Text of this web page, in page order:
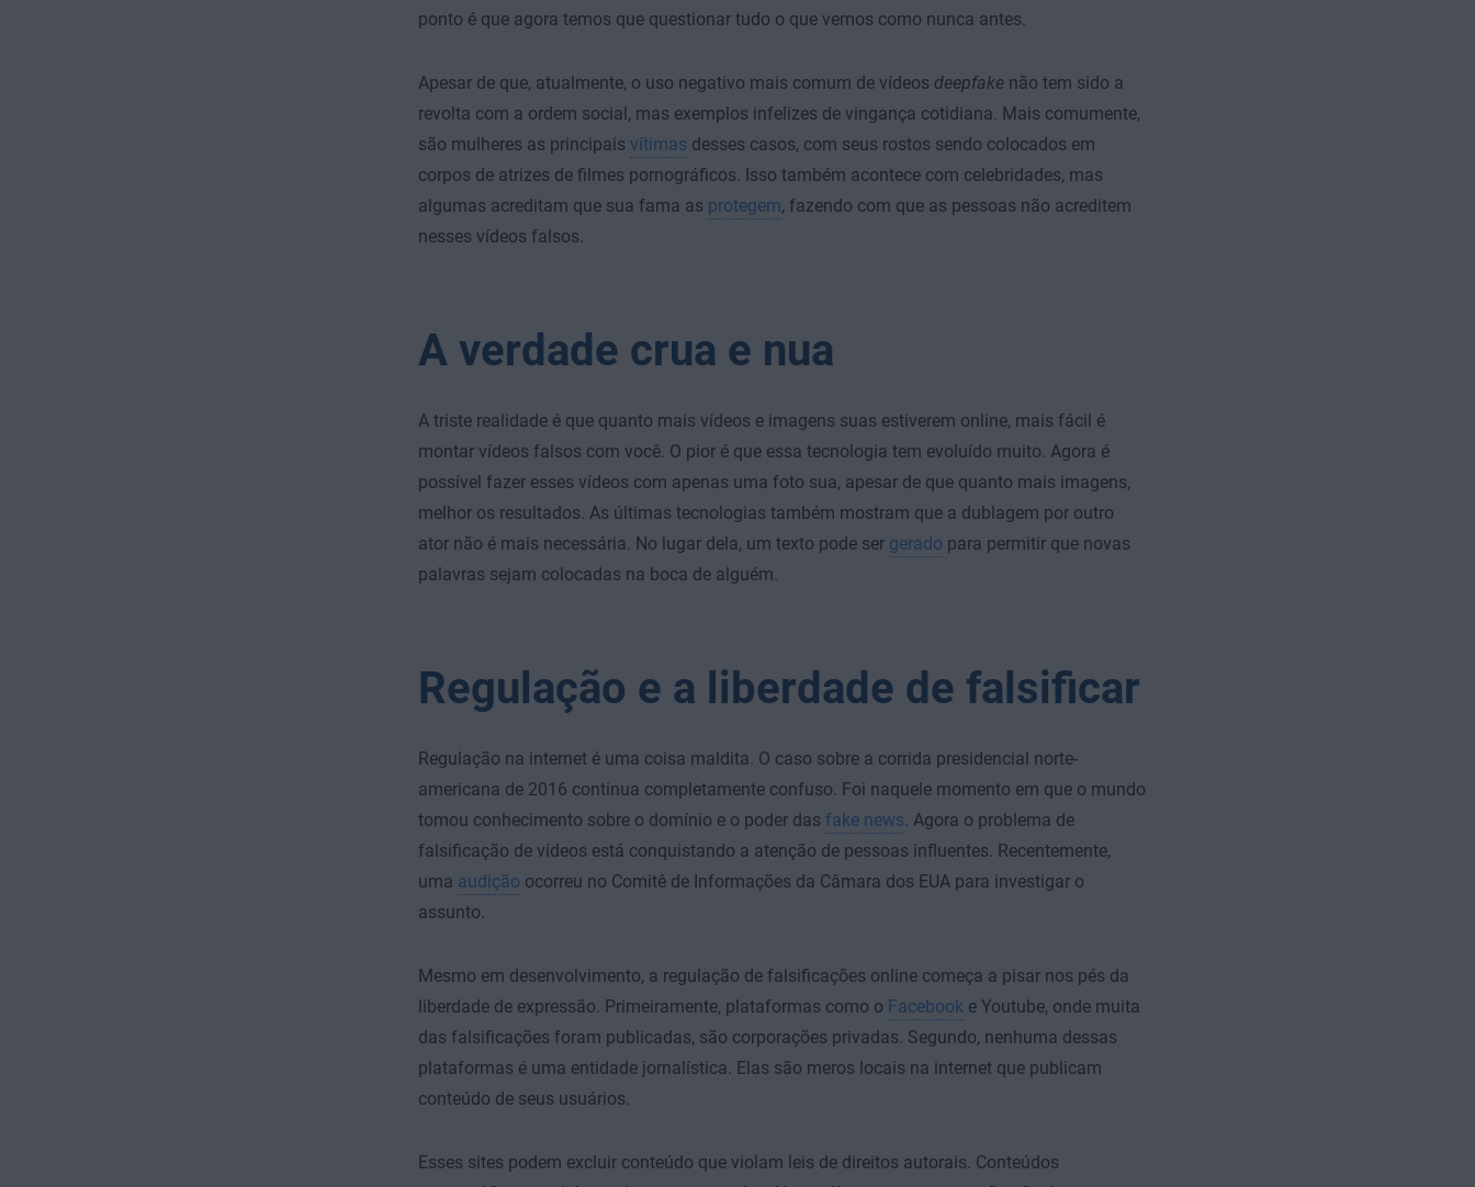
ponto é que agora temos que questionar tudo o que vemos como nunca antes.
Apesar de que, atualmente, o uso negativo mais comum de vídeos deepfakenão tem sido a
revolta com a ordem social, mas exemplos infelizes de vingança cotidiana. Mais comumente,
são mulheres as principais vítimas desses casos, com seus rostos sendo colocados em
corpos de atrizes de filmes pornográficos. Isso também acontece com celebridades, mas
algumas acreditam que sua fama as protegem, fazendo com que as pessoas não acreditem
nesses vídeos falsos.
A verdade crua e nua
A triste realidade é que quanto mais vídeos e imagens suas estiverem online, mais fácil é
montar vídeos falsos com você. O pior é que essa tecnologia tem evoluído muito. Agora é
possível fazer esses vídeos com apenas uma foto sua, apesar de que quanto mais imagens,
melhor os resultados. As últimas tecnologias também mostram que a dublagem por outro
ator não é mais necessária. No lugar dela, um texto pode ser gerado para permitir que novas
palavras sejam colocadas na boca de alguém.
Regulação e a liberdade de falsificar
Regulação na internet é uma coisa maldita. O caso sobre a corrida presidencial norte-
americana de 2016 continua completamente confuso. Foi naquele momento em que o mundo
tomou conhecimento sobre o domínio e o poder das fake news. Agora o problema de
falsificação de vídeos está conquistando a atenção de pessoas influentes. Recentemente,
uma audição ocorreu no Comitê de Informações da Câmara dos EUA para investigar o
assunto.
Mesmo em desenvolvimento, a regulação de falsificações online começa a pisar nos pés da
liberdade de expressão. Primeiramente, plataformas como o Facebooke Youtube, onde muita
das falsificações foram publicadas, são corporações privadas. Segundo, nenhuma dessas
plataformas é uma entidade jornalística. Elas são meros locais na internet que publicam
conteúdo de seus usuários.
Esses sites podem excluir conteúdo que violam leis de direitos autorais. Conteúdos